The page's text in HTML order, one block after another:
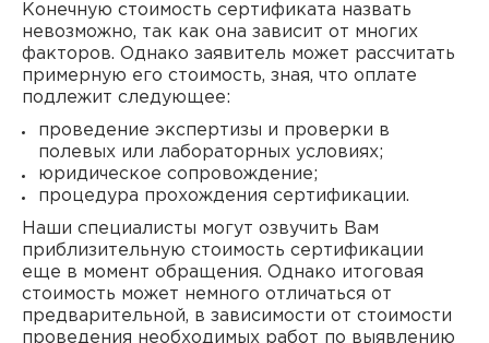
Конечную стоимость сертификата назвать
невозможно, так как она зависит от многих
факторов. Однако заявитель может рассчитать
примерную его стоимость, зная, что оплате
подлежит следующее:
проведение экспертизы и проверки в
полевых или лабораторных условиях;
юридическое сопровождение;
процедура прохождения сертификации.
Наши специалисты могут озвучить Вам
приблизительную стоимость сертификации
еще в момент обращения. Однако итоговая
стоимость может немного отличаться от
предварительной, в зависимости от стоимости
проведения необходимых работ по выявлению